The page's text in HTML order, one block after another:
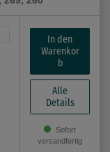
In den
Warenkor
b
Alle
Details
Sofort
versandfertig